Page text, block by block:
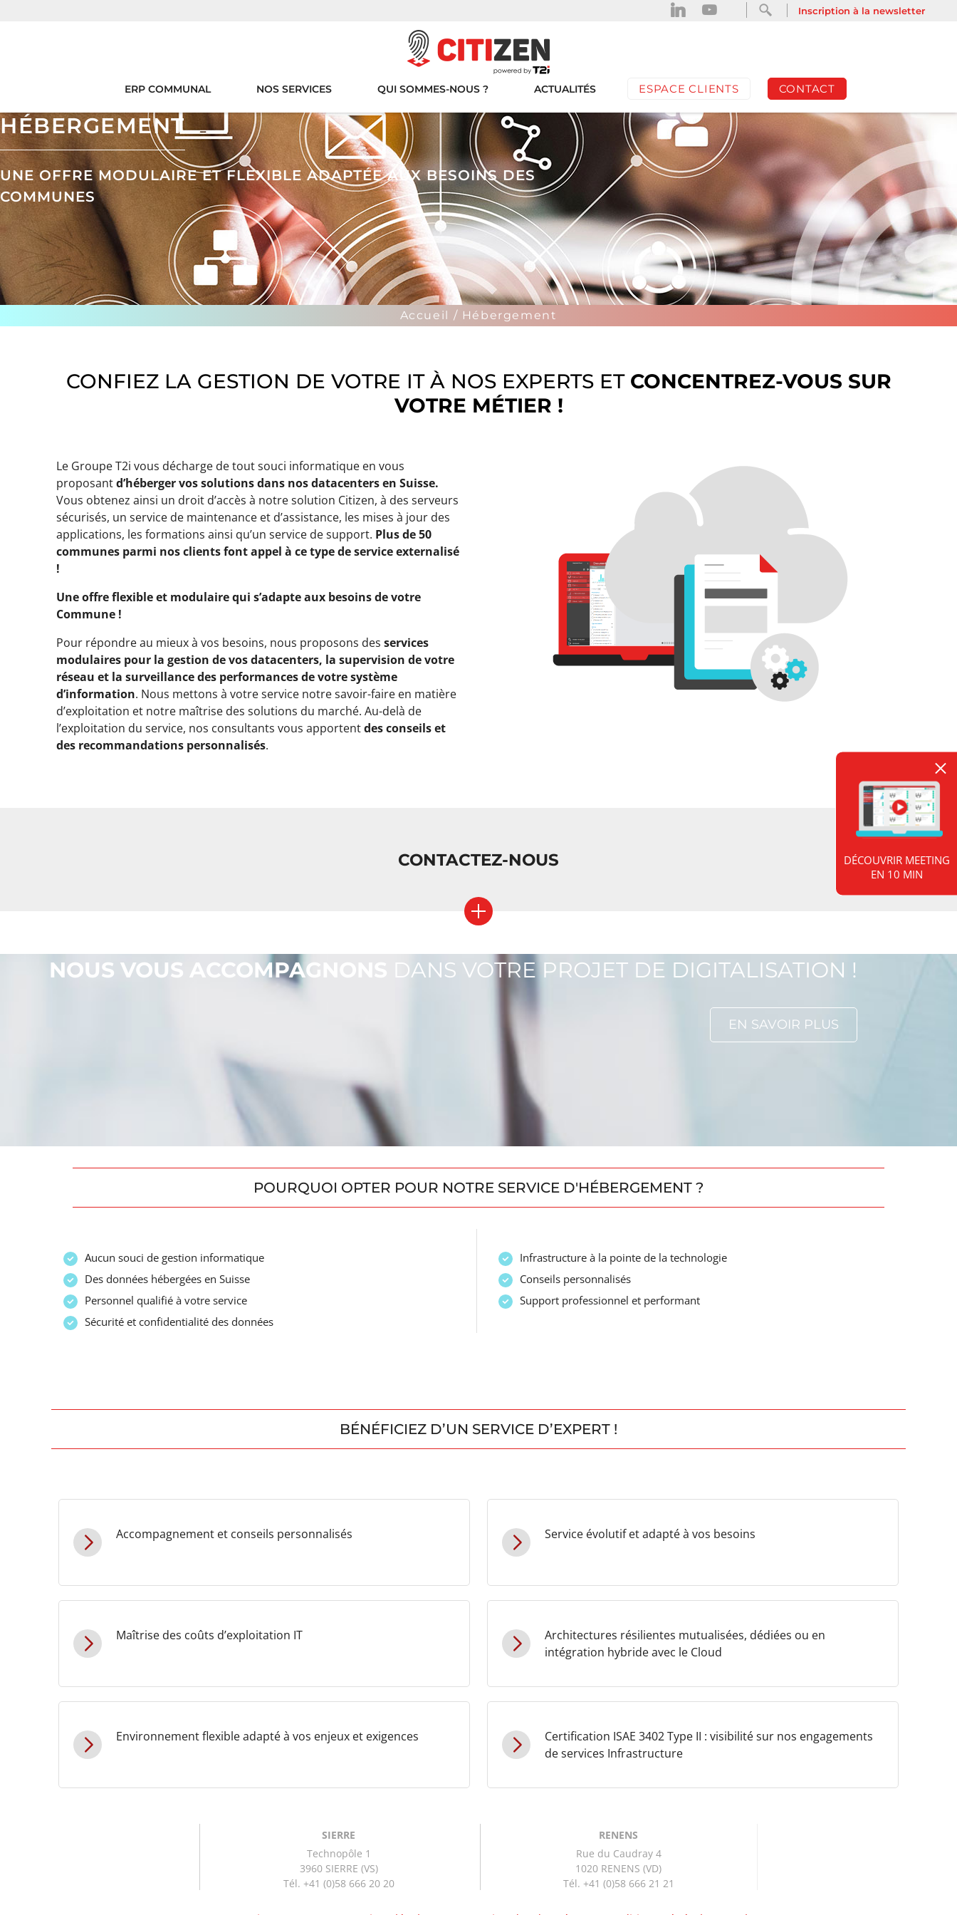
DÉCOUVRIR MEETING
EN 10 MIN
ERP COMMUNAL NOS SERVICES QUI SOMMES-NOUS ? ACTUALITÉS ESPACE CLIENTS CONTACT
INSCRIPTION À LA NEWSLETTER
Inscription à la newsletter
HÉBERGEMENT
UNE OFFRE MODULAIRE ET FLEXIBLE ADAPTÉE AUX BESOINS DES
COMMUNES
Accueil / Hébergement
CONFIEZ LA GESTION DE VOTRE IT À NOS EXPERTS ET CONCENTREZ-VOUS SUR
VOTRE MÉTIER !
Le Groupe T2i vous décharge de tout souci informatique en vous
proposantd’héberger vos solutions dans nos datacenters en Suisse.
Vous obtenez ainsi un droit d’accès à notre solution Citizen, à des serveurs
sécurisés, un service de maintenance et d’assistance, les mises à jour des
applications, les formations ainsi qu’un service de support. Plus de 50
communes parmi nos clients font appel à ce type de service externalisé
!
Une offre flexible et modulaire qui s’adapte aux besoins de votre
Commune !
Pour répondre au mieux à vos besoins, nous proposons des services
modulaires pour la gestion de vos datacenters, la supervision de votre
réseau et la surveillance des performances de votre système
d’information. Nous mettons à votre service notre savoir-faire en matière
d’exploitation et notre maîtrise des solutions du marché. Au-delà de
l’exploitation du service, nos consultants vous apportentdes conseils et
des recommandations personnalisés.
CONTACTEZ-NOUS
NOUS VOUS ACCOMPAGNONS DANS VOTRE PROJET DE DIGITALISATION !
EN SAVOIR PLUS
POURQUOI OPTER POUR NOTRE SERVICE D'HÉBERGEMENT ?
Aucun souci de gestion informatique
Des données hébergées en Suisse
Personnel qualifié à votre service
Sécurité et confidentialité des données
Infrastructure à la pointe de la technologie
Conseils personnalisés
Support professionnel et performant
BÉNÉFICIEZ D’UN SERVICE D’EXPERT !
Accompagnement et conseils personnalisés Service évolutif et adapté à vos besoins
Maîtrise des coûts d’exploitation IT
Architectures résilientes mutualisées, dédiées ou en
intégration hybride avec le Cloud
Environnement flexible adapté à vos enjeux et exigences
Certification ISAE 3402 Type II : visibilité sur nos engagements
de services Infrastructure
SIERRE
Technopôle 1
3960 SIERRE (VS)
Tél. +41 (0)58 666 20 20
RENENS
Rue du Caudray 4
1020 RENENS (VD)
Tél. +41 (0)58 666 21 21